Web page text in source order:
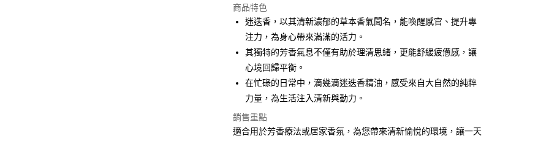
悠遊付
Google Pay
全盈+PAY
大哥付你分期
【大哥付你分期使用說明】
1.本服務由台灣大哥大提供，台灣大哥大用戶可立即使用無須另外申請。
2.付款方式選擇「大哥付你分期」，訂單成立後會自動跳轉到大哥付的交易
流程，驗證手機門號後，選擇欲分期的期數、繳款截止日，確認付款後即
ATM付款
商品特色
迷迭香，以其清新濃郁的草本香氣聞名，能喚醒感官、提升專
注力，為身心帶來滿滿的活力。
其獨特的芳香氣息不僅有助於理清思緒，更能舒緩疲憊感，讓
心境回歸平衡。
在忙碌的日常中，滴幾滴迷迭香精油，感受來自大自然的純粹
力量，為生活注入清新與動力。
銷售重點
適合用於芳香療法或居家香氛，為您帶來清新愉悅的環境，讓一天